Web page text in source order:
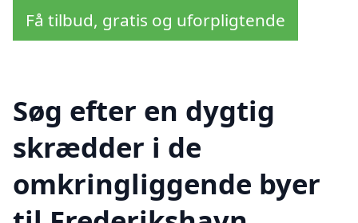
Få tilbud, gratis og uforpligtende
Søg efter en dygtig
skrædder i de
omkringliggende byer